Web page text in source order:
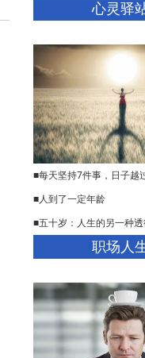
心灵驿
■每天坚持7件事，日子越
■人到了一定年龄
■五十岁：人生的另一种
职场人